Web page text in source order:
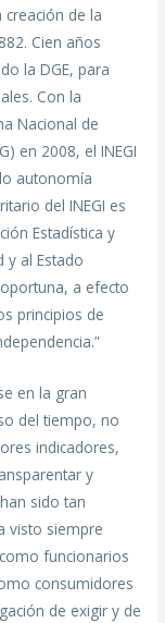
creación de la
Cien años
la DGE, para
Con la
Nacional de
en 2008, el INEGI
autonomía
del INEGI es
Estadística y
y al Estado
a efecto
principios de
en la gran
del tiempo, no
indicadores,
y
sido tan
visto siempre
funcionarios
consumidores
de exigir y de